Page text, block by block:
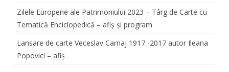
Zilele Europene ale Patrimoniului 2023 – Târg de Carte cu
Tematică Enciclopedică – afiș și program
Lansare de carte Veceslav Carnaj 1917 -2017 autor Ileana
Popovici – afiș